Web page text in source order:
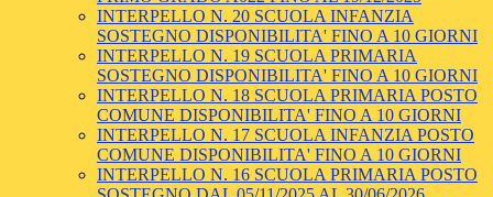
INTERPELLO N. 20 SCUOLA INFANZIA
SOSTEGNO DISPONIBILITA' FINO A 10 GIORNI
INTERPELLO N. 19 SCUOLA PRIMARIA
SOSTEGNO DISPONIBILITA' FINO A 10 GIORNI
INTERPELLO N. 18 SCUOLA PRIMARIA POSTO
COMUNE DISPONIBILITA' FINO A 10 GIORNI
INTERPELLO N. 17 SCUOLA INFANZIA POSTO
COMUNE DISPONIBILITA' FINO A 10 GIORNI
INTERPELLO N. 16 SCUOLA PRIMARIA POSTO